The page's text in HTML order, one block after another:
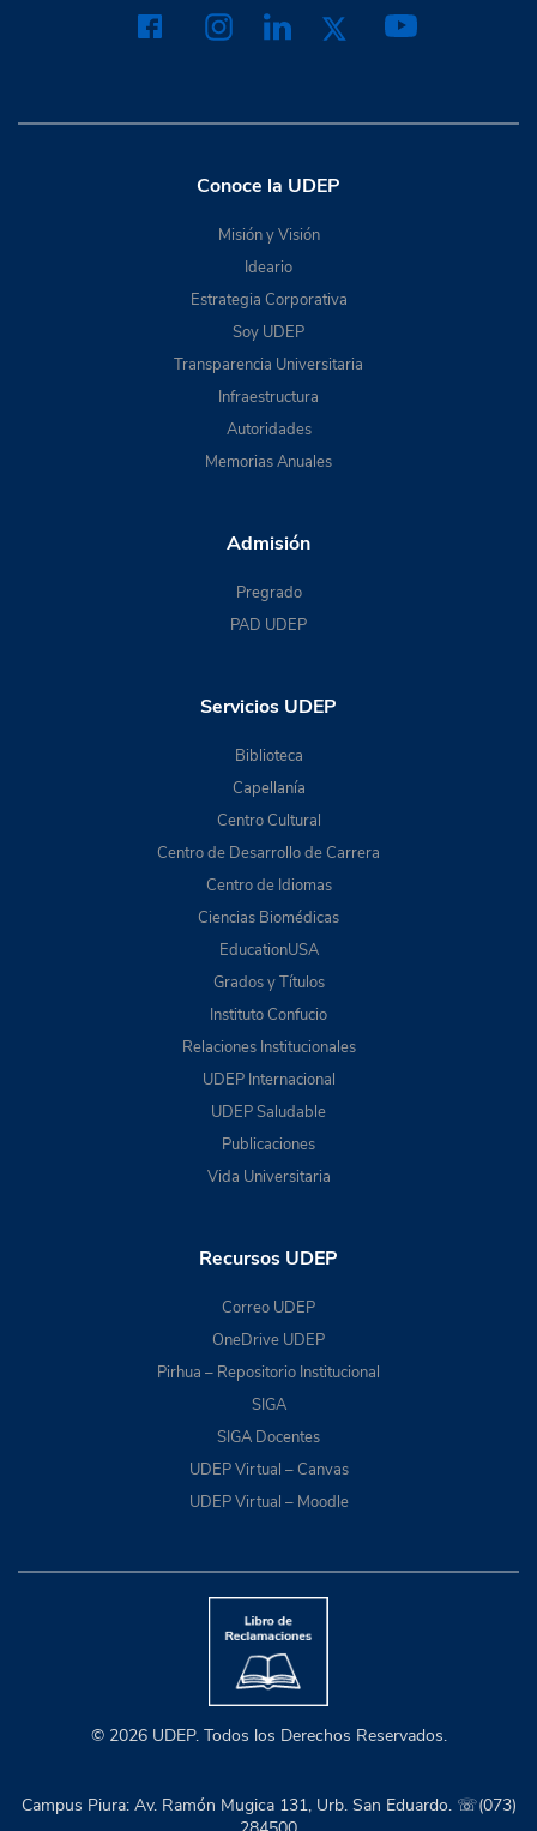
Conoce la UDEP
Misión y Visión
Ideario
Estrategia Corporativa
Soy UDEP
Transparencia Universitaria
Infraestructura
Autoridades
Memorias Anuales
Admisión
Pregrado
PAD UDEP
Servicios UDEP
Biblioteca
Capellanía
Centro Cultural
Centro de Desarrollo de Carrera
Centro de Idiomas
Ciencias Biomédicas
EducationUSA
Grados y Títulos
Instituto Confucio
Relaciones Institucionales
UDEP Internacional
UDEP Saludable
Publicaciones
Vida Universitaria
Recursos UDEP
Correo UDEP
OneDrive UDEP
Pirhua – Repositorio Institucional
SIGA
SIGA Docentes
UDEP Virtual – Canvas
UDEP Virtual – Moodle
© 2026 UDEP. Todos los Derechos Reservados.
Campus Piura: Av. Ramón Mugica 131, Urb. San Eduardo. ☏(073)